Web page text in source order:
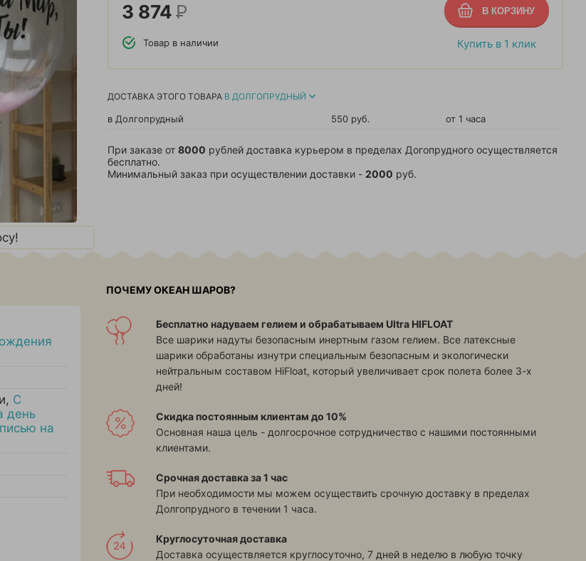
Купить в 1 клик
3 874Р
Товар в наличии
ДОСТАВКА ЭТОГО ТОВАРА В ДОЛГОПРУДНЫЙ
в Долгопрудный 550 руб. от 1 часа
При заказе от 8000 рублей доставка курьером в пределах Догопрудного осуществляется
бесплатно.
Минимальный заказ при осуществлении доставки - 2000 руб.
, С
день
на
ПОЧЕМУ ОКЕАН ШАРОВ?
Бесплатно надуваем гелием и обрабатываем Ultra HIFLOAT
Все шарики надуты безопасным инертным газом гелием. Все латексные
шарики обработаны изнутри специальным безопасным и экологически
нейтральным составом HiFloat, который увеличивает срок полета более 3-х
дней!
Скидка постоянным клиентам до 10%
Основная наша цель - долгосрочное сотрудничество с нашими постоянными
клиентами.
Срочная доставка за 1 час
При необходимости мы можем осуществить срочную доставку в пределах
Долгопрудного в течении 1 часа.
Круглосуточная доставка
Доставка осуществляется круглосуточно, 7 дней в неделю в любую точку